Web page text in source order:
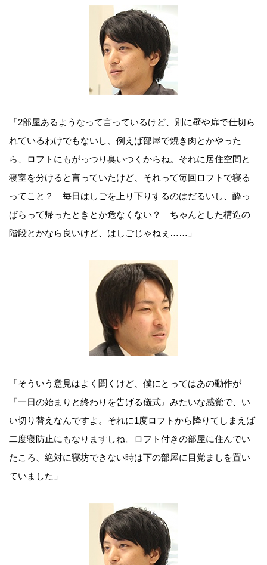
「2部屋あるようなって言っているけど、別に壁や扉で仕切ら
れているわけでもないし、例えば部屋で焼き肉とかやった
ら、ロフトにもがっつり臭いつくからね。それに居住空間と
寝室を分けると言っていたけど、それって毎回ロフトで寝る
ってこと？ 毎日はしごを上り下りするのはだるいし、酔っ
ぱらって帰ったときとか危なくない？ ちゃんとした構造の
階段とかなら良いけど、はしごじゃねぇ……」
「そういう意見はよく聞くけど、僕にとってはあの動作が
『一日の始まりと終わりを告げる儀式』みたいな感覚で、い
い切り替えなんですよ。それに1度ロフトから降りてしまえば
二度寝防止にもなりますしね。ロフト付きの部屋に住んでい
たころ、絶対に寝坊できない時は下の部屋に目覚ましを置い
ていました」